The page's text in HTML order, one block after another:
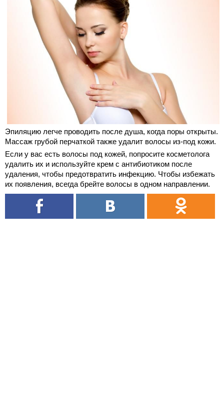
Эпиляцию легче проводить после душа, когда поры открыты.
Массаж грубой перчаткой также удалит волосы из-под кожи.
Если у вас есть волосы под кожей, попросите косметолога
удалить их и используйте крем с антибиотиком после
удаления, чтобы предотвратить инфекцию. Чтобы избежать
их появления, всегда брейте волосы в одном направлении.